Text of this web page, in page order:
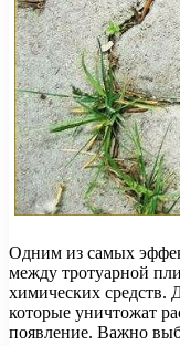
Одним из самых
между тротуарной
химических средств.
которые уничтожат
появление. Важно